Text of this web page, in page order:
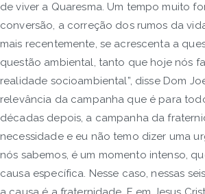
de viver a Quaresma. Um tempo muito
conversão, a correção dos rumos da
mais recentemente, se acrescenta a
questão ambiental, tanto que hoje nós
realidade socioambiental”, disse Dom
relevância da campanha que é para
décadas depois, a campanha da
necessidade e eu não temo dizer uma
nós sabemos, é um momento intenso,
causa específica. Nesse caso, nessas